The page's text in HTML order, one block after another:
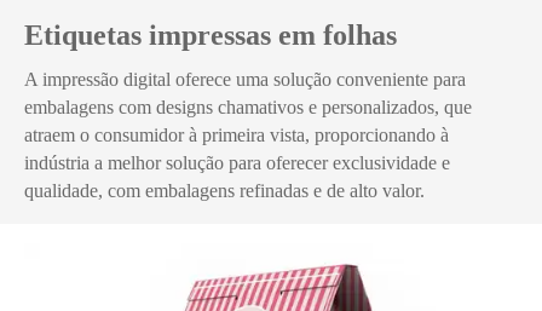
Etiquetas impressas em folhas
A impressão digital oferece uma solução conveniente para
embalagens com designs chamativos e personalizados, que
atraem o consumidor à primeira vista, proporcionando à
indústria a melhor solução para oferecer exclusividade e
qualidade, com embalagens refinadas e de alto valor.